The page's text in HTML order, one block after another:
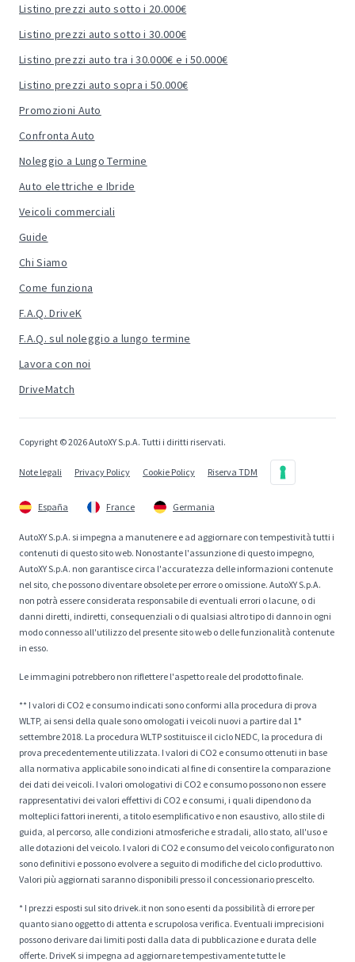
Listino prezzi auto sotto i 20.000€
Listino prezzi auto sotto i 30.000€
Listino prezzi auto tra i 30.000€ e i 50.000€
Listino prezzi auto sopra i 50.000€
Promozioni Auto
Confronta Auto
Noleggio a Lungo Termine
Auto elettriche e Ibride
Veicoli commerciali
Guide
Chi Siamo
Come funziona
F.A.Q. DriveK
F.A.Q. sul noleggio a lungo termine
Lavora con noi
DriveMatch
Copyright © 2026 AutoXY S.p.A. Tutti i diritti riservati.
Note legali Privacy Policy Cookie Policy Riserva TDM
España France Germania
AutoXY S.p.A. si impegna a manutenere e ad aggiornare con tempestività tutti i
contenuti di questo sito web. Nonostante l'assunzione di questo impegno,
AutoXY S.p.A. non garantisce circa l'accuratezza delle informazioni contenute
nel sito, che possono diventare obsolete per errore o omissione. AutoXY S.p.A.
non potrà essere considerata responsabile di eventuali errori o lacune, o di
danni diretti, indiretti, consequenziali o di qualsiasi altro tipo di danno in ogni
modo connesso all'utilizzo del presente sito web o delle funzionalità contenute
in esso.
Le immagini potrebbero non riflettere l'aspetto reale del prodotto finale.
** I valori di CO2 e consumo indicati sono conformi alla procedura di prova
WLTP, ai sensi della quale sono omologati i veicoli nuovi a partire dal 1°
settembre 2018. La procedura WLTP sostituisce il ciclo NEDC, la procedura di
prova precedentemente utilizzata. I valori di CO2 e consumo ottenuti in base
alla normativa applicabile sono indicati al fine di consentire la comparazione
dei dati dei veicoli. I valori omologativi di CO2 e consumo possono non essere
rappresentativi dei valori effettivi di CO2 e consumi, i quali dipendono da
molteplici fattori inerenti, a titolo esemplificativo e non esaustivo, allo stile di
guida, al percorso, alle condizioni atmosferiche e stradali, allo stato, all'uso e
alle dotazioni del veicolo. I valori di CO2 e consumo del veicolo configurato non
sono definitivi e possono evolvere a seguito di modifiche del ciclo produttivo.
Valori più aggiornati saranno disponibili presso il concessionario prescelto.
* I prezzi esposti sul sito drivek.it non sono esenti da possibilità di errore per
quanto siano oggetto di attenta e scrupolosa verifica. Eventuali imprecisioni
possono derivare dai limiti posti dalla data di pubblicazione e durata delle
offerte. DriveK si impegna ad aggiornare tempestivamente tutte le